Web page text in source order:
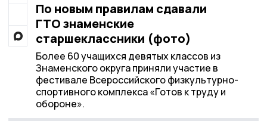
По новым правилам сдавали
ГТО знаменские
старшеклассники (фото)
Более 60 учащихся девятых классов из
Знаменского округа приняли участие в
фестивале Всероссийского физкультурно-
спортивного комплекса «Готов к труду и
обороне».